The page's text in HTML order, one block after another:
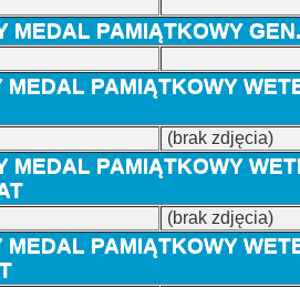
MEDAL PAMIĄTKOWY
MEDAL PAMIĄTKOWY
(brak zdjęcia)
MEDAL PAMIĄTKOWY
(brak zdjęcia)
MEDAL PAMIĄTKOWY